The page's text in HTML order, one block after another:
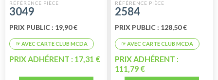
3049
PRIX PUBLIC : 19,90 €
PRIX ADHÉRENT : 17,31 €
2584
PRIX PUBLIC : 128,50 €
PRIX ADHÉRENT :
111,79 €